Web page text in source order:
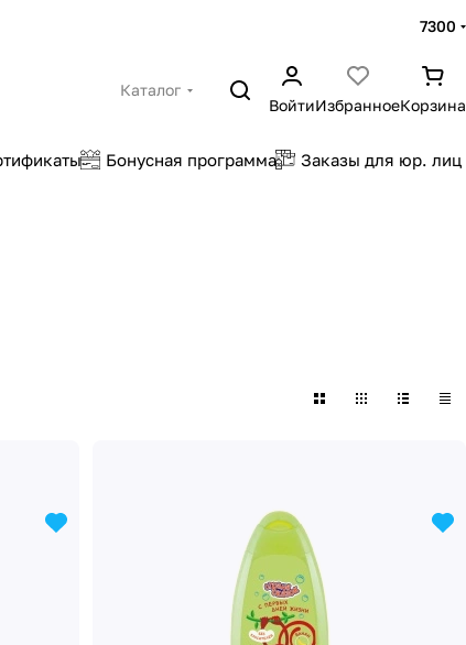
7300
Каталог
ВойтиИзбранноеКорзина
Бонусная программа Заказы для юр. лиц